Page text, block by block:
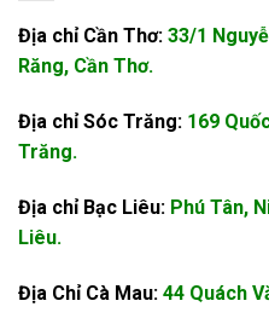
Địa chỉ Cần Thơ: 33/1
Răng, Cần Thơ.
Địa chỉ Sóc Trăng: 169
Trăng.
Địa chỉ Bạc Liêu: Phú Tân,
Liêu.
Địa Chỉ Cà Mau: 44 Quách